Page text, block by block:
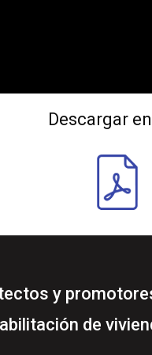
Descargar
y
de